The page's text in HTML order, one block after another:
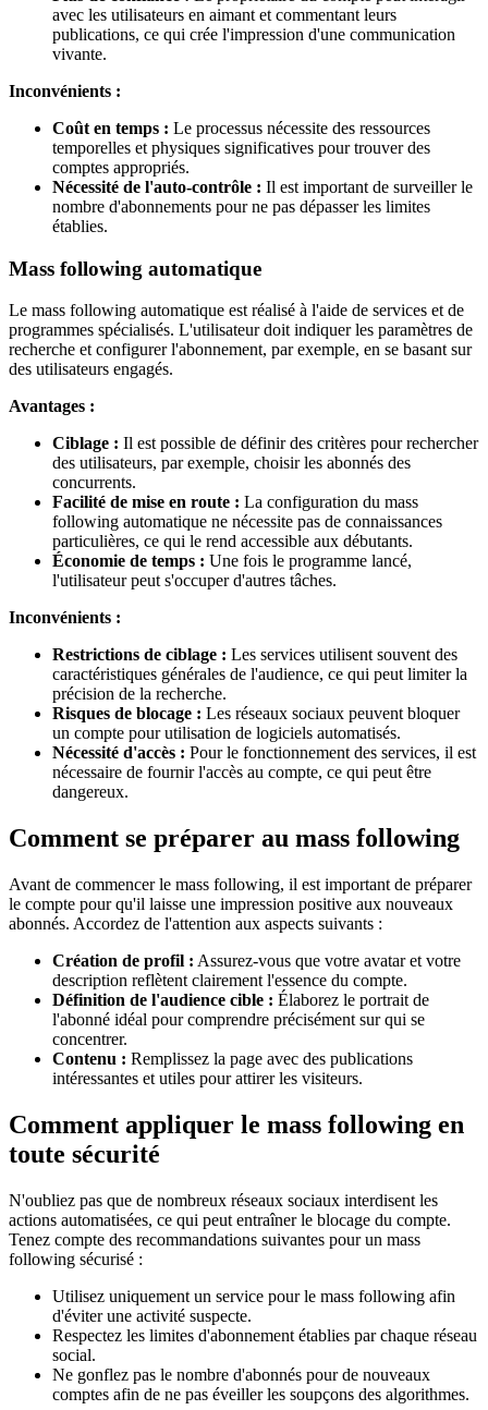
avec les utilisateurs en aimant et commentant leurs
publications, ce qui crée l'impression d'une communication
vivante.
Inconvénients :
Coût en temps : Le processus nécessite des ressources
temporelles et physiques significatives pour trouver des
comptes appropriés.
Nécessité de l'auto-contrôle : Il est important de surveiller le
nombre d'abonnements pour ne pas dépasser les limites
établies.
Mass following automatique
Le mass following automatique est réalisé à l'aide de services et de
programmes spécialisés. L'utilisateur doit indiquer les paramètres de
recherche et configurer l'abonnement, par exemple, en se basant sur
des utilisateurs engagés.
Avantages :
Ciblage : Il est possible de définir des critères pour rechercher
des utilisateurs, par exemple, choisir les abonnés des
concurrents.
Facilité de mise en route : La configuration du mass
following automatique ne nécessite pas de connaissances
particulières, ce qui le rend accessible aux débutants.
Économie de temps : Une fois le programme lancé,
l'utilisateur peut s'occuper d'autres tâches.
Inconvénients :
Restrictions de ciblage : Les services utilisent souvent des
caractéristiques générales de l'audience, ce qui peut limiter la
précision de la recherche.
Risques de blocage : Les réseaux sociaux peuvent bloquer
un compte pour utilisation de logiciels automatisés.
Nécessité d'accès : Pour le fonctionnement des services, il est
nécessaire de fournir l'accès au compte, ce qui peut être
dangereux.
Comment se préparer au mass following
Avant de commencer le mass following, il est important de préparer
le compte pour qu'il laisse une impression positive aux nouveaux
abonnés. Accordez de l'attention aux aspects suivants :
Création de profil : Assurez-vous que votre avatar et votre
description reflètent clairement l'essence du compte.
Définition de l'audience cible : Élaborez le portrait de
l'abonné idéal pour comprendre précisément sur qui se
concentrer.
Contenu : Remplissez la page avec des publications
intéressantes et utiles pour attirer les visiteurs.
Comment appliquer le mass following en
toute sécurité
N'oubliez pas que de nombreux réseaux sociaux interdisent les
actions automatisées, ce qui peut entraîner le blocage du compte.
Tenez compte des recommandations suivantes pour un mass
following sécurisé :
Utilisez uniquement un service pour le mass following afin
d'éviter une activité suspecte.
Respectez les limites d'abonnement établies par chaque réseau
social.
Ne gonflez pas le nombre d'abonnés pour de nouveaux
comptes afin de ne pas éveiller les soupçons des algorithmes.